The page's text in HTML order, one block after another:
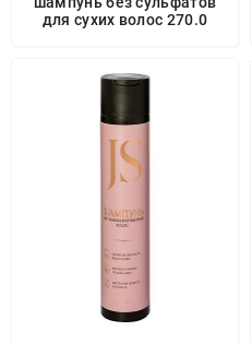
для сухих волос 270.0